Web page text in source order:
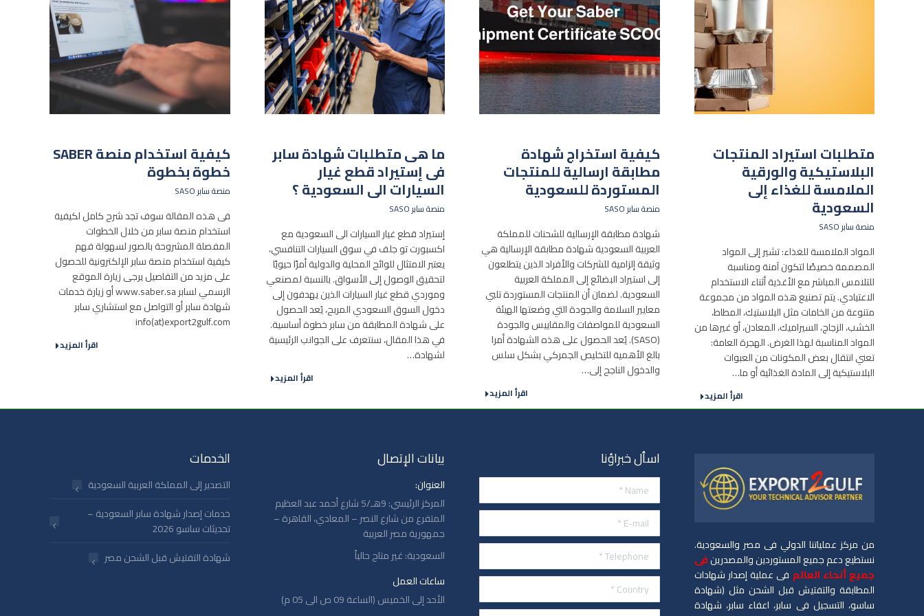
متطلبات استيراد المنتجات
البلاستيكية والورقية
الملامسة للغذاء إلى
السعودية
منصة سابر SASO
المواد الملامسة للغذاء: تشير إلى المواد
المصممة خصيصًا لتكون آمنة ومناسبة
للتلامس المباشر مع الأغذية أثناء الاستخدام
الاعتيادي. يتم تصنيع هذه المواد من مجموعة
متنوعة من الخامات مثل البلاستيك، المطاط،
الخشب، الزجاج، السيراميك، المعادن، أو غيرها من
المواد المناسبة لهذا الغرض. الهجرة العامة:
تعني انتقال بعض المكونات من العبوات
البلاستيكية إلى المادة الغذائية أو ما…
اقرأ المزيد
كيفية استخراج شهادة
مطابقة ارسالية للمنتجات
المستوردة للسعودية
منصة سابر SASO
شهادة مطابقة الإرسالية للشحنات للمملكة
العربية السعودية شهادة مطابقة الإرسالية هي
وثيقة إلزامية للشركات والأفراد الذين يتطلعون
إلى استيراد البضائع إلى المملكة العربية
السعودية. لضمان أن المنتجات المستوردة تلبي
معايير السلامة والجودة التي وضعتها الهيئة
السعودية للمواصفات والمقاييس والجودة
(SASO). يُعد الحصول على هذه الشهادة أمرا
بالغ الأهمية للتخليص الجمركي بشكل سلس
والدخول الناجح إلى…
اقرأ المزيد
ما هى متطلبات شهادة سابر
فى إستيراد قطع غيار
السيارات الى السعودية ؟
منصة سابر SASO
إستيراد قطع غيار السيارات الى السعودية مع
اكسبورت تو جلف في سوق السيارات التنافسي،
يعتبر الامتثال للوائح المحلية والدولية أمرًا حيويًا
لتحقيق الوصول إلى الأسواق. بالنسبة لمصنعي
وموردي قطع غيار السيارات الذين يهدفون إلى
دخول السوق السعودي المربح، يُعد الحصول
على شهادة المطابقة من سابر خطوة أساسية.
في هذا المقال، سنتعرف على الجوانب الرئيسية
لشهادة…
اقرأ المزيد
كيفية استخدام منصة SABER
خطوة بخطوة
منصة سابر SASO
فى هذه المقالة سوف تجد شرح كامل لكيفية
استخدام منصة سابر من خلال الخطوات
المفصلة المشروحة بالصور لسهولة فهم
كيفية استخدام منصة سابر الإلكترونية للحصول
على مزيد من التفاصيل يرجى زيارة الموقع
الرسمي لسابر www.saber.sa أو زيارة خدمات
شهادة سابر أو التواصل مع استشاري سابر
info(at)export2gulf.com
اقرأ المزيد
من مركز عملياتنا الدولي فى مصر والسعودية.
نستطيع دعم جميع المستوردين والمصدرينفى
جميع أنحاء العالم فى عملية إصدار شهادات
المطابقة والتفتيش قبل الشحن مثل (شهادة
ساسو، التسجيل فى سابر، اعفاء سابر، شهادة
اسأل خبراؤنا
Name *
E-mail *
Telephone *
Country *
بيانات الإتصال
العنوان:
المركز الرئيسي: 9هـ/5 شارع أحمد عبد العظيم
المتفرع من شارع النصر – المعادي، القاهرة –
جمهورية مصر العربية
السعودية: غير متاح حالياً
ساعات العمل
الأحد إلى الخميس (الساعة 09 ص الى 05 م)
الخدمات
التصدير إلى المملكة العربية السعودية
خدمات إصدار شهادة سابر السعودية –
تحديثات ساسو 2026
شهادة التفتيش قبل الشحن مصر